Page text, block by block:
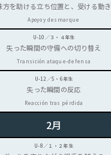
方を助ける立ち位置と、受ける動き
Apoyo y desmarque
失った瞬間の守備への切り替え
Transición ataque-defensa
失った瞬間の反応
Reacción tras pérdida
2月